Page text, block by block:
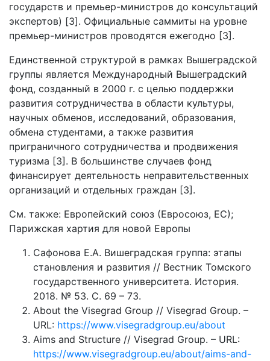
государств и премьер-министров до консультаций
экспертов) [3]. Официальные саммиты на уровне
премьер-министров проводятся ежегодно [3].
Единственной структурой в рамках Вышеградской
группы является Международный Вышеградский
фонд, созданный в 2000 г. с целью поддержки
развития сотрудничества в области культуры,
научных обменов, исследований, образования,
обмена студентами, а также развития
приграничного сотрудничества и продвижения
туризма [3]. В большинстве случаев фонд
финансирует деятельность неправительственных
организаций и отдельных граждан [3].
См. также: Европейский союз (Евросоюз, ЕС);
Парижская хартия для новой Европы
Сафонова Е.А. Вишеградская группа: этапы
становления и развития // Вестник Томского
государственного университета. История.
2018. № 53. С. 69 – 73.
About the Visegrad Group // Visegrad Group. –
URL: https://www.visegradgroup.eu/about
Aims and Structure // Visegrad Group. – URL:
https://www.visegradgroup.eu/about/aims-and-